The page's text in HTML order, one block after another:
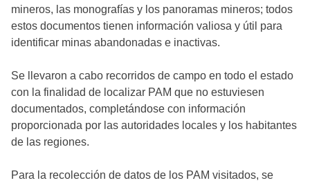
mineros, las monografías y los panoramas mineros; todos
estos documentos tienen información valiosa y útil para
identificar minas abandonadas e inactivas.
Se llevaron a cabo recorridos de campo en todo el estado
con la finalidad de localizar PAM que no estuviesen
documentados, completándose con información
proporcionada por las autoridades locales y los habitantes
de las regiones.
Para la recolección de datos de los PAM visitados, se